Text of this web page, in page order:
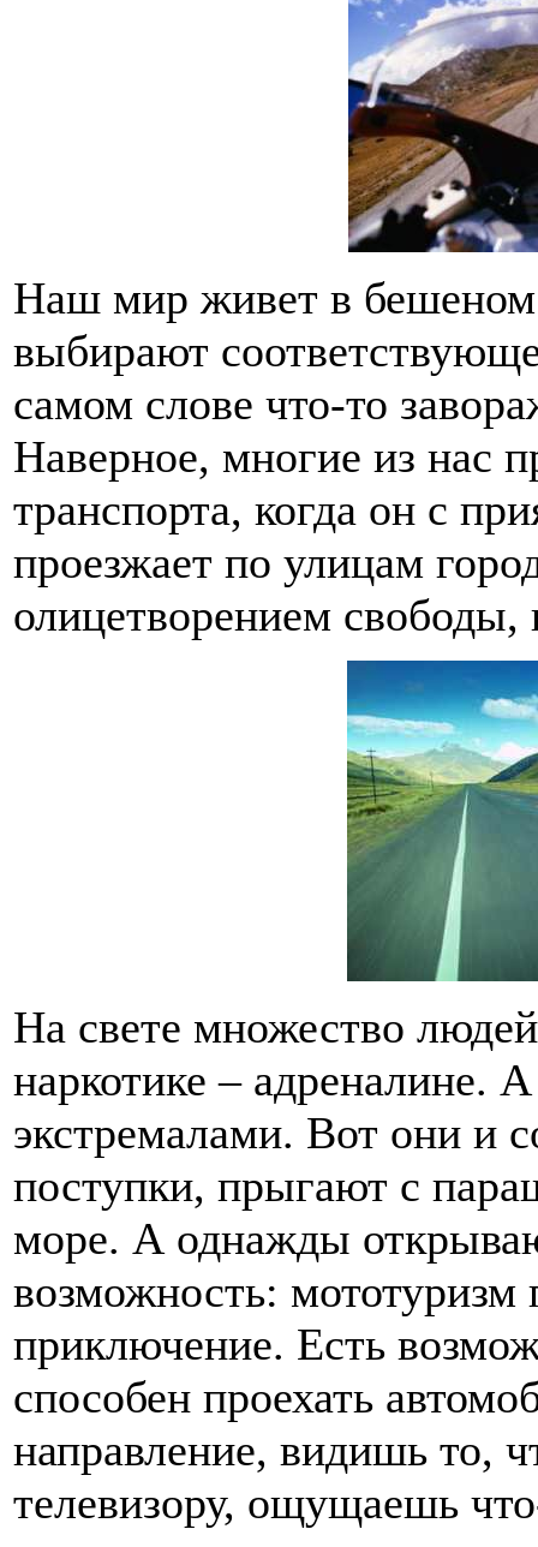
Наш мир живет в
выбирают
самом слове что-то
Наверное, многие из нас
транспорта, когда он с
проезжает по улицам
олицетворением свободы,
На свете множество
наркотике – адреналине.
экстремалами. Вот они и
поступки, прыгают с
море. А однажды
возможность:
приключение. Есть
способен проехать
направление, видишь то,
телевизору, ощущаешь